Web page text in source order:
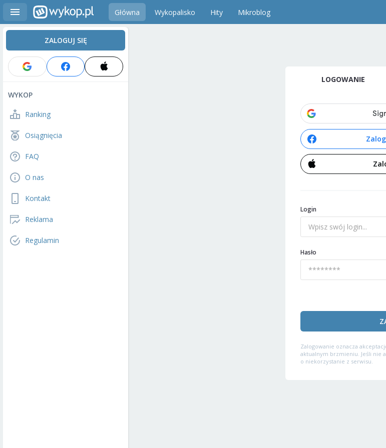
Główna Wykopalisko Hity Mikroblog
ZALOGUJ SIĘ
WYKOP
Ranking
Osiągnięcia
FAQ
O nas
Kontakt
Reklama
Regulamin
LOGOWANIE
Login
Hasło
Zalogowanie oznacza
aktualnym brzmieniu. Jeśli nie
o niekorzystanie z serwisu.